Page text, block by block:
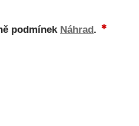
podmínek Náhrad.